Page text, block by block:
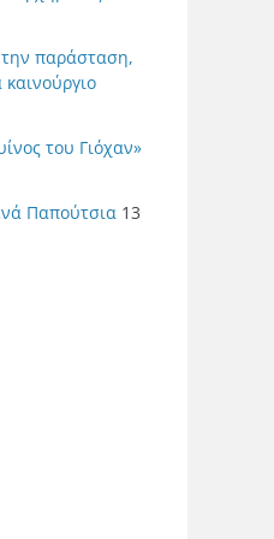
παράσταση,
του Γιόχαν»
Παπούτσια 13